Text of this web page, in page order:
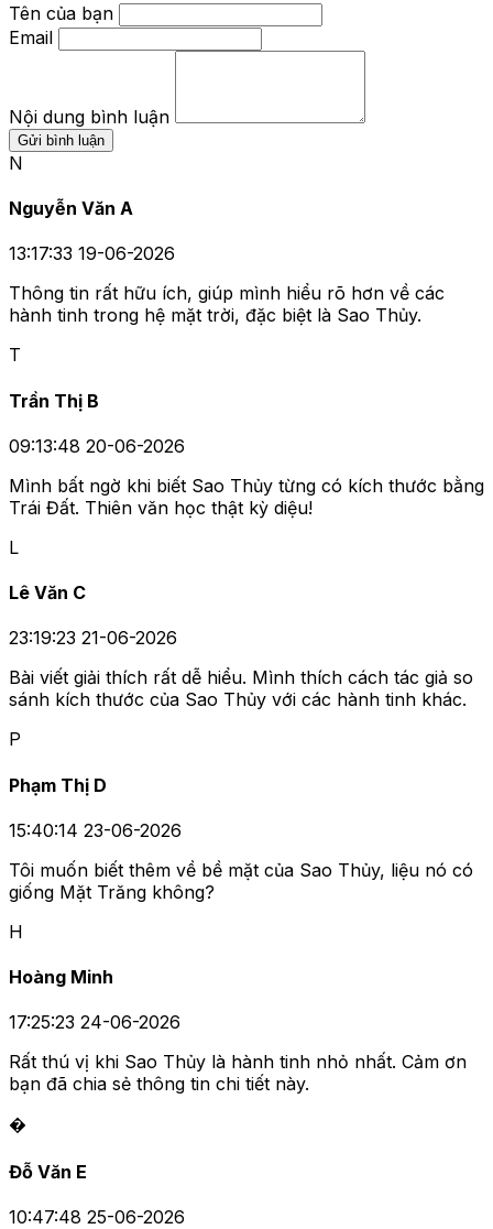
Tên của bạn
Email
Nội dung bình luận
Gửi bình luận
N
Nguyễn Văn A
13:17:33 19-06-2026
Thông tin rất hữu ích, giúp mình hiểu rõ hơn về các
hành tinh trong hệ mặt trời, đặc biệt là Sao Thủy.
T
Trần Thị B
09:13:48 20-06-2026
Mình bất ngờ khi biết Sao Thủy từng có kích thước bằng
Trái Đất. Thiên văn học thật kỳ diệu!
L
Lê Văn C
23:19:23 21-06-2026
Bài viết giải thích rất dễ hiểu. Mình thích cách tác giả so
sánh kích thước của Sao Thủy với các hành tinh khác.
P
Phạm Thị D
15:40:14 23-06-2026
Tôi muốn biết thêm về bề mặt của Sao Thủy, liệu nó có
giống Mặt Trăng không?
H
Hoàng Minh
17:25:23 24-06-2026
Rất thú vị khi Sao Thủy là hành tinh nhỏ nhất. Cảm ơn
bạn đã chia sẻ thông tin chi tiết này.
�
Đỗ Văn E
10:47:48 25-06-2026